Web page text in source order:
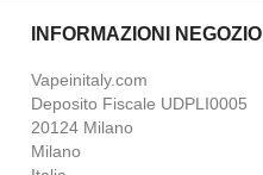
INFORMAZIONI NEGOZIO
Vapeinitaly.com
Deposito Fiscale UDPLI0005
20124 Milano
Milano